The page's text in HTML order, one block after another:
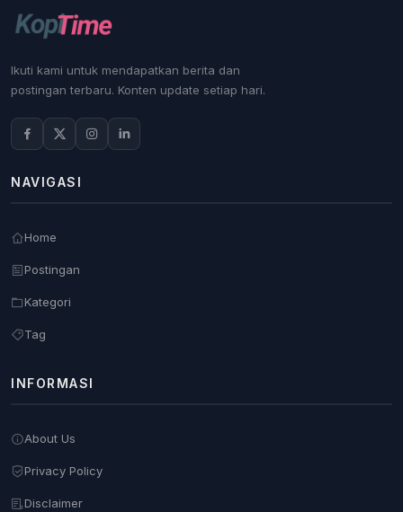
Ikuti kami untuk mendapatkan berita dan
postingan terbaru. Konten update setiap hari.
NAVIGASI
Home
Postingan
Kategori
Tag
INFORMASI
About Us
Privacy Policy
Disclaimer